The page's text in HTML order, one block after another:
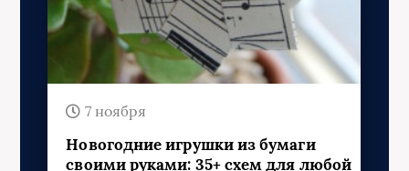
7 ноября
Новогодние игрушки из бумаги
своими руками: 35+ схем для любой